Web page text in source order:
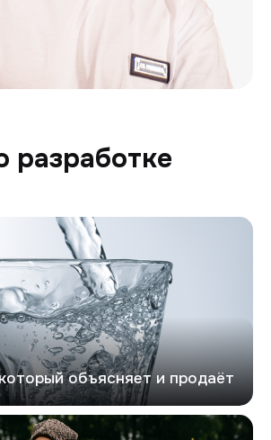
разработке
объясняет и продаёт